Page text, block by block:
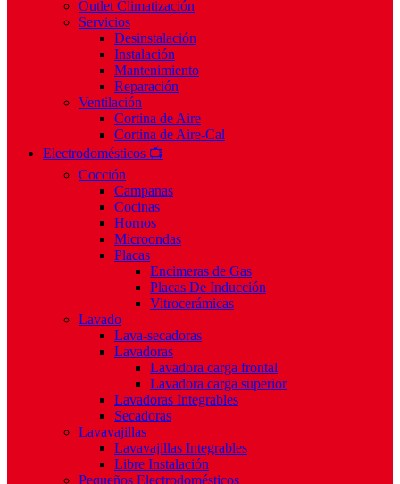
Outlet Climatización
Servicios
Desinstalación
Instalación
Mantenimiento
Reparación
Ventilación
Cortina de Aire
Cortina de Aire-Cal
Electrodomésticos 📺
Cocción
Campanas
Cocinas
Hornos
Microondas
Placas
Encimeras de Gas
Placas De Inducción
Vitrocerámicas
Lavado
Lava-secadoras
Lavadoras
Lavadora carga frontal
Lavadora carga superior
Lavadoras Integrables
Secadoras
Lavavajillas
Lavavajillas Integrables
Libre Instalación
Pequeños Electrodomésticos